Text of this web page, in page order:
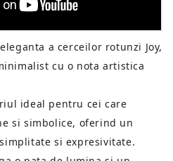
a cerceilor rotunzi Joy,
cu o nota artistica
ideal pentru cei care
si simbolice, oferind un
si expresivitate.